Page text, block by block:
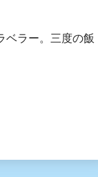
ベラー。三度の飯